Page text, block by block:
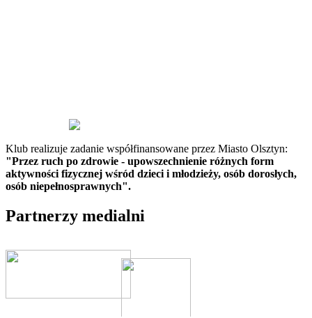
Klub realizuje zadanie współfinansowane przez Miasto Olsztyn:
"Przez ruch po zdrowie - upowszechnienie różnych form
aktywności fizycznej wśród dzieci i młodzieży, osób dorosłych,
osób niepełnosprawnych".
Partnerzy medialni